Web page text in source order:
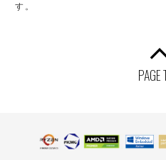
す。
PAGE